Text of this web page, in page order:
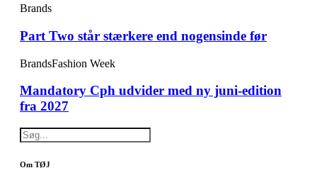
Brands
Part Two står stærkere end nogensinde før
BrandsFashion Week
Mandatory Cph udvider med ny juni-edition
fra 2027
Om TØJ